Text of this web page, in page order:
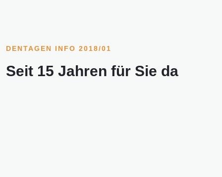
DENTAGEN INFO 2018/01
Seit 15 Jahren für Sie da